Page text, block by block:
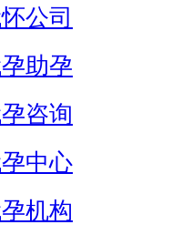
公司
助孕
咨询
中心
机构